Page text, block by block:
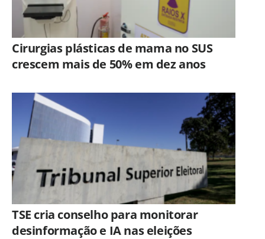
Cirurgias plásticas de mama no SUS
crescem mais de 50% em dez anos
TSE cria conselho para monitorar
desinformação e IA nas eleições